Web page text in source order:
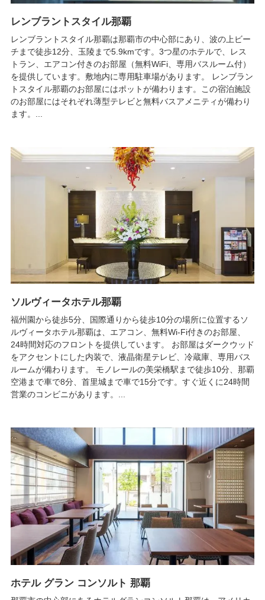
レンブラントスタイル那覇
レンブラントスタイル那覇は那覇市の中心部にあり、波の上ビー
チまで徒歩12分、玉陵まで5.9kmです。3つ星のホテルで、レス
トラン、エアコン付きのお部屋（無料WiFi、専用バスルーム付）
を提供しています。敷地内に専用駐車場があります。 レンブラン
トスタイル那覇のお部屋にはポットが備わります。この宿泊施設
のお部屋にはそれぞれ薄型テレビと無料バスアメニティが備わり
ます。...
ソルヴィータホテル那覇
福州園から徒歩5分、国際通りから徒歩10分の場所に位置するソ
ルヴィータホテル那覇は、エアコン、無料Wi-Fi付きのお部屋、
24時間対応のフロントを提供しています。 お部屋はダークウッド
をアクセントにした内装で、液晶衛星テレビ、冷蔵庫、専用バス
ルームが備わります。 モノレールの美栄橋駅まで徒歩10分、那覇
空港まで車で8分、首里城まで車で15分です。すぐ近くに24時間
営業のコンビニがあります。...
ホテル グラン コンソルト 那覇